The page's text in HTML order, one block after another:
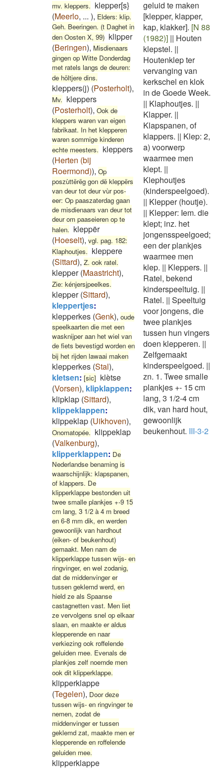
mv. kleppers. klepper[s}
(Meerlo, ... ), Elders: klip.
Geh. Beeringen. (t Daghet in
den Oosten X, 99) klipper
(Beringen), Misdienaars
gingen op Witte Donderdag
met ratels langs de deuren:
de höltjere dins.
kleppers(j) (Posterholt),
Mv. kleppers
(Posterholt), Ook de
kleppers waren van eigen
fabrikaat. In het klepperen
waren sommige kinderen
echte meesters. kleppers
(Herten (bij
Roermond)), Op
poszùttërëg gon dë kleppërs
van deur tot deur vùr pos-
eer: Op paaszaterdag gaan
de misdienaars van deur tot
deur om paaseieren op te
halen. kleppër
(Hoeselt), vgl. pag. 182:
Klaphoutjes. kleppere
(Sittard), Z. ook ratel.
klepper(Maastricht),
Zie: kénjersjpeelkes.
klepper(Sittard),
kleppertjes:
klepperkes (Genk), oude
speelkaarten die met een
wasknijper aan het wiel van
de fiets bevestigd worden en
bij het rijden lawaai maken
klepperkes (Stal),
kletsen: [sic] klètse
(Vorsen), klipklappen:
klipklap (Sittard),
klippeklappen:
klippeklap (Uikhoven),
Onomatopée. klippeklap
(Valkenburg),
klipperklappen: De
Nederlandse benaming is
waarschijnlijk: klapspanen,
of klappers. De
klipperklappe bestonden uit
twee smalle plankjes +-9 15
cm lang, 3 1/2 à 4 m breed
en 6-8 mm dik, en werden
gewoonlijk van hardhout
(eiken- of beukenhout)
gemaakt. Men nam de
klipperklappe tussen wijs- en
ringvinger, en wel zodanig,
dat de middenvinger er
tussen geklemd werd, en
hield ze als Spaanse
castagnetten vast. Men liet
ze vervolgens snel op elkaar
slaan, en maakte er aldus
klepperende en naar
verkiezing ook roffelende
geluiden mee. Evenals de
plankjes zelf noemde men
ook dit klipperklappe.
klipperklappe
(Tegelen), Door deze
tussen wijs- en ringvinger te
nemen, zodat de
middenvinger er tussen
geklemd zat, maakte men er
klepperende en roffelende
geluiden mee.
klipperklappe
geluid te maken
[klepper, klapper,
kap, klakker]. [N 88
(1982)] || Houten
klepstel. ||
Houtenklep ter
vervanging van
kerkschel en klok
in de Goede Week.
|| Klaphoutjes. ||
Klapper. ||
Klapspanen, of
klappers. || Klep: 2,
a) voorwerp
waarmee men
klept. ||
Klephoutjes
(kinderspeelgoed).
|| Klepper (houtje).
|| Klepper: Iem. die
klept; inz. het
jongensspeelgoed;
een der plankjes
waarmee men
klep. || Kleppers. ||
Ratel, bekend
kinderspeeltuig. ||
Ratel. || Speeltuig
voor jongens, die
twee plankjes
tussen hun vingers
doen klepperen. ||
Zelfgemaakt
kinderspeelgoed. ||
zn. 1. Twee smalle
plankjes +- 15 cm
lang, 3 1/2-4 cm
dik, van hard hout,
gewoonlijk
beukenhout. III-3-2